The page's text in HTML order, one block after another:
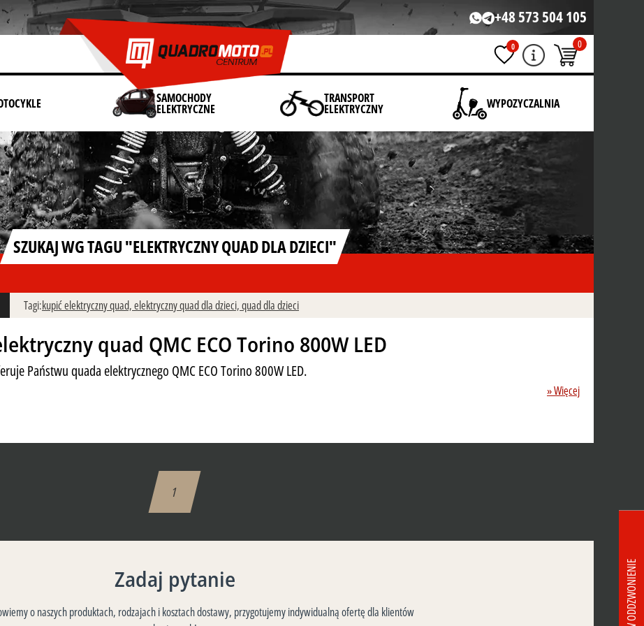
+48 573 504 105
0 0
SAMOCHODY
ELEKTRYCZNE
TRANSPORT
ELEKTRYCZNY WYPOZYCZALNIA
SZUKAJ WG TAGU "ELEKTRYCZNY QUAD DLA DZIECI"
Tagi:kupić elektryczny quad,elektryczny quad dla dzieci,quad dla dzieci
quad QMC ECO Torino 800W LED
Państwu quada elektrycznego QMC ECO Torino 800W LED.
» Więcej
1
Zadaj pytanie
o naszych produktach, rodzajach i kosztach dostawy, przygotujemy indywidualną ofertę dla klientów
ZAMÓW ODDZWONIENIE